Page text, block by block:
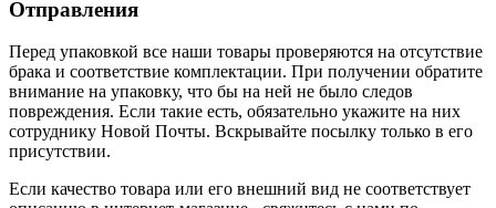
Отправления
Перед упаковкой все наши товары проверяются на отсутствие
брака и соответствие комплектации. При получении обратите
внимание на упаковку, что бы на ней не было следов
повреждения. Если такие есть, обязательно укажите на них
сотруднику Новой Почты. Вскрывайте посылку только в его
присутствии.
Если качество товара или его внешний вид не соответствует